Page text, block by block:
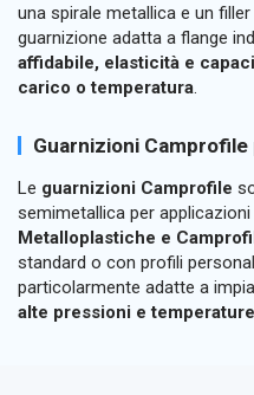
una spirale metallica e un
guarnizione adatta a flange
affidabile, elasticità e
carico o temperatura.
Guarnizioni
Le guarnizioni Camprofile
semimetallica per
Metalloplastiche e
standard o con profili
particolarmente adatte a
alte pressioni e temperature